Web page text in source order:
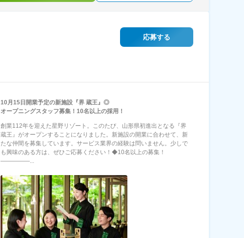
応募する
10月15日開業予定の新施設『界 蔵王』◎
オープニングスタッフ募集！10名以上の採用！
創業112年を迎えた星野リゾート。このたび、山形県初進出となる『界
蔵王』がオープンすることになりました。新施設の開業に合わせて、新
たな仲間を募集しています。サービス業界の経験は問いません。少しで
も興味のある方は、ぜひご応募ください！◆10名以上の募集！
―――――...